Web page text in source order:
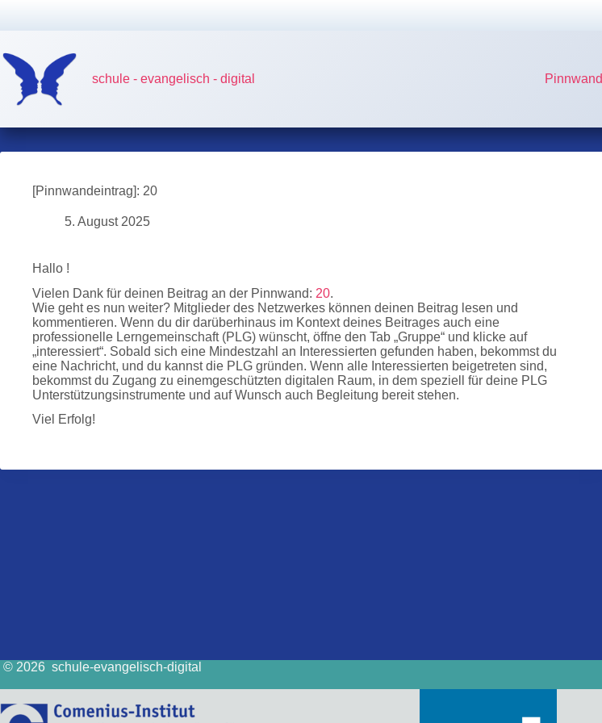
schule - evangelisch - digital Pinnwand
[Pinnwandeintrag]: 20
5. August 2025
Hallo !
Vielen Dank für deinen Beitrag an der Pinnwand: 20.
Wie geht es nun weiter? Mitglieder des Netzwerkes können deinen Beitrag lesen und
kommentieren. Wenn du dir darüberhinaus im Kontext deines Beitrages auch eine
professionelle Lerngemeinschaft (PLG) wünscht, öffne den Tab „Gruppe“ und klicke auf
„interessiert“. Sobald sich eine Mindestzahl an Interessierten gefunden haben, bekommst du
eine Nachricht, und du kannst die PLG gründen. Wenn alle Interessierten beigetreten sind,
bekommst du Zugang zu einemgeschützten digitalen Raum, in dem speziell für deine PLG
Unterstützungsinstrumente und auf Wunsch auch Begleitung bereit stehen.
Viel Erfolg!
© 2026 schule-evangelisch-digital